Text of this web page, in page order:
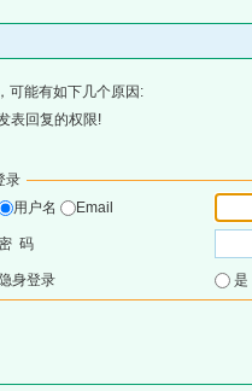
可能有如下几个原因:
表回复的权限!
录
用户名
Email
码
隐身登录